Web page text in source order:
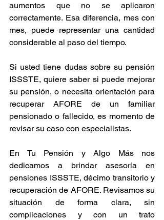
aumentos que no se aplicaron
correctamente. Esa diferencia, mes con
mes, puede representar una cantidad
considerable al paso del tiempo.
Si usted tiene dudas sobre su pensión
ISSSTE, quiere saber si puede mejorar
su pensión, o necesita orientación para
recuperar AFORE de un familiar
pensionado o fallecido, es momento de
revisar su caso con especialistas.
En Tu Pensión y Algo Más nos
dedicamos a brindar asesoría en
pensiones ISSSTE, décimo transitorio y
recuperación de AFORE. Revisamos su
situación de forma clara, sin
complicaciones y con un trato